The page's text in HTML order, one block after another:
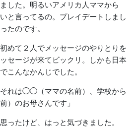
した。明るいアメリカ人ママから
と言ってるの。プレイデートしまし
たのです。
めて２人でメッセージのやりとりを
セージが来てビックリ。しかも日本
こんなかんじでした。
それは◯◯（ママの名前）、学校から
のお母さんです」
ったけど、はっと気づきました。